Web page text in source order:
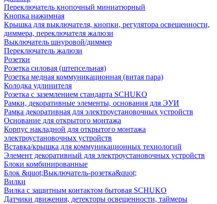
Переключатель кнопочный миниатюрный
Кнопка нажимная
Крышка для выключателя, кнопки, регулятора освещенности,
диммера, переключателя жалюзи
Выключатель шнуровой/диммер
Переключатель жалюзи
Розетки
Розетка силовая (штепсельная)
Розетка медная коммуникационная (витая пара)
Колодка удлинителя
Розетка с заземлением стандарта SCHUKO
Рамки, декоративные элементы, основания для ЭУИ
Рамка декоративная для электроустановочных устройств
Основание для открытого монтажа
Корпус накладной для открытого монтажа
электроустановочных устройств
Вставка/крышка для коммуникационных технологий
Элемент декоративный для электроустановочных устройств
Блоки комбинированные
Блок &quot;Выключатель-розетка&quot;
Вилки
Вилка с защитным контактом бытовая SCHUKO
Датчики движения, детекторы освещенности, таймеры